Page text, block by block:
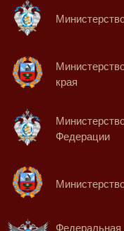
края
Федерации